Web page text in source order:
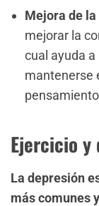
Mejora de
mejorar la
cual ayuda
mantenerse
Ejercicio y
La depresión
más comunes